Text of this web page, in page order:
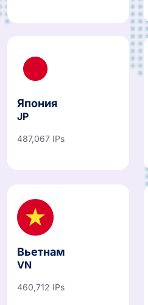
Япония
JP
487,067 IPs
Вьетнам
VN
460,712 IPs